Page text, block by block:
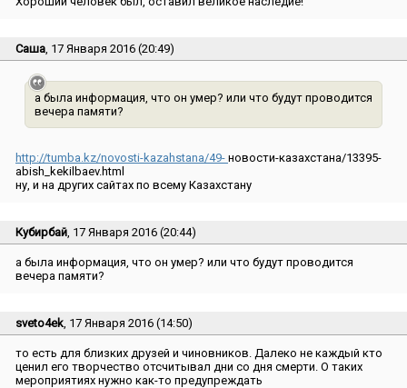
Саша , 17 Января 2016 (20:49)
а была информация, что он умер? или что будут проводится
вечера памяти?
http://tumba.kz/novosti-kazahstana/49- новости-казахстана/13395-
abish_kekilbaev.html
ну, и на других сайтах по всему Казахстану
Кубирбай , 17 Января 2016 (20:44)
а была информация, что он умер? или что будут проводится
вечера памяти?
sveto4ek , 17 Января 2016 (14:50)
то есть для близких друзей и чиновников. Далеко не каждый кто
ценил его творчество отсчитывал дни со дня смерти. О таких
мероприятиях нужно как-то предупреждать